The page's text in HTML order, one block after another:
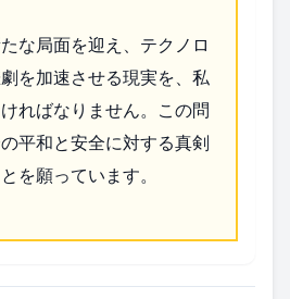
な局面を迎え、テクノロ
を加速させる現実を、私
ればなりません。この問
平和と安全に対する真剣
を願っています。